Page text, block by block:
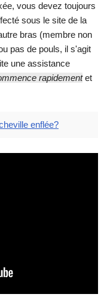
vous devez toujours
sous le site de la
bras (membre non
pas de pouls, il s'agit
une assistance
rapidementet
enflée?